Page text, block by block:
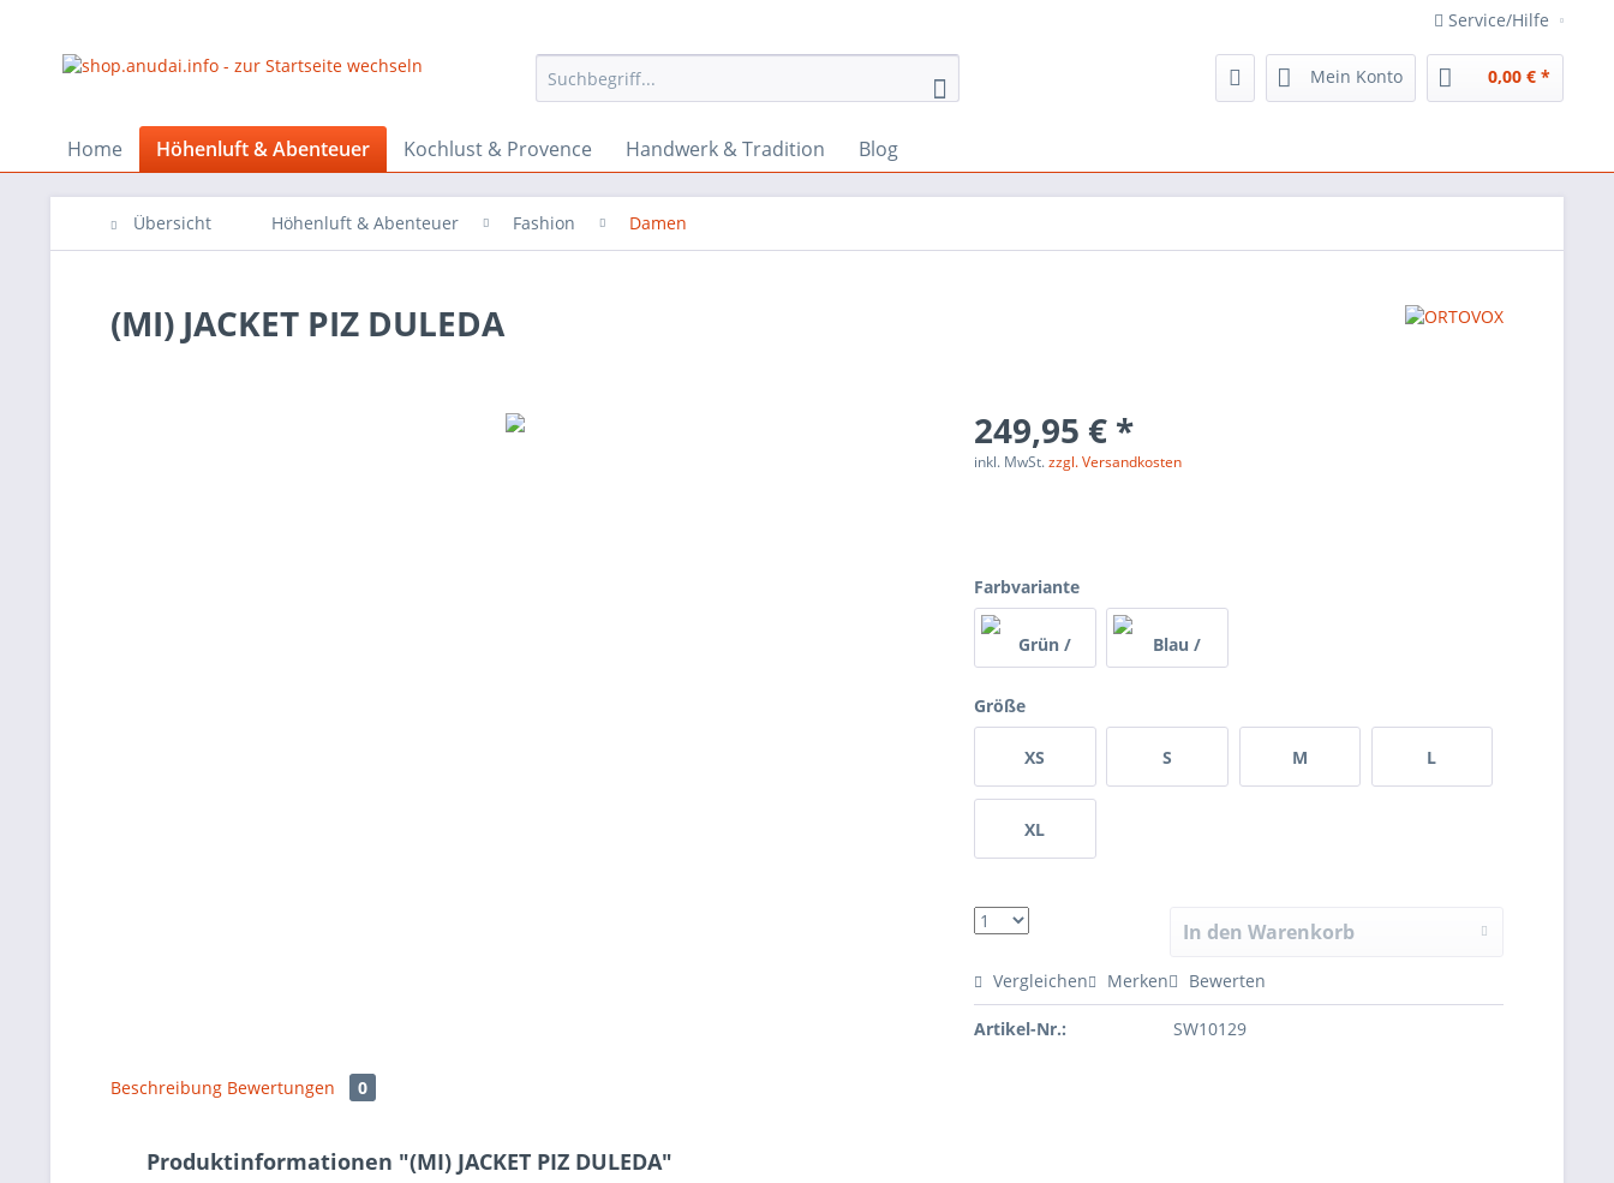
Service/Hilfe
Mein Konto 0,00 € *
Home Höhenluft & Abenteuer Kochlust & Provence Handwerk & Tradition Blog
Übersicht Höhenluft & Abenteuer Fashion Damen
(MI) JACKET PIZ DULEDA
249,95 € *
inkl. MwSt.zzgl. Versandkosten
Farbvariante
Größe
XS S M L
XL
In den Warenkorb
Vergleichen Merken Bewerten
Artikel-Nr.: SW10129
Beschreibung Bewertungen 0
Produktinformationen "(MI) JACKET PIZ DULEDA"